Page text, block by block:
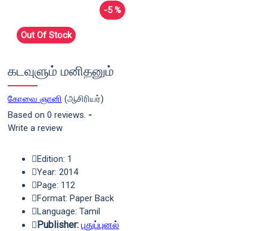
-5 %
Out Of Stock
கடவுளும் மனிதனும்
கோவை ஞானி (ஆசிரியர்)
Based on 0 reviews. -
Write a review
Edition: 1
Year: 2014
Page: 112
Format: Paper Back
Language: Tamil
Publisher: புதுப்புனல்